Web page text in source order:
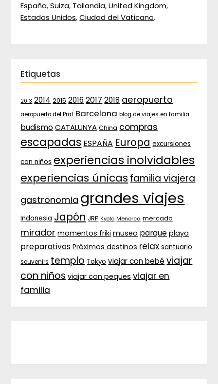
España,Suiza, Tailandia,United Kingdom,
Estados Unidos,Ciudad del Vaticano.
Etiquetas
2013 2014 2015 2016 2017 2018 aeropuerto
aeropuerto del Prat Barcelona blog de viajes en familia
budismo CATALUNYA China compras
escapadas ESPAÑA Europa excursiones
con niños experiencias inolvidables
experiencias únicas familia viajera
gastronomia grandes viajes
Indonesia Japón JRP Kyoto Menorca mercado
mirador momentos friki museo parque playa
preparativos Próximos destinos relax santuario
souvenirs templo Tokyo viajar con bebé viajar
con niños viajar con peques viajar en
familia